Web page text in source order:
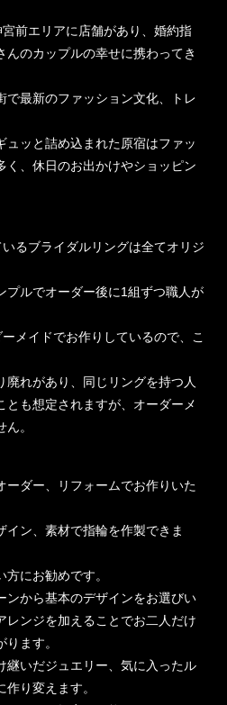
前エリアに店舗があり、婚約指
んのカップルの幸せに携わってき
で最新のファッション文化、トレ
ュッと詰め込まれた原宿はファッ
く、休日のお出かけやショッピン
るブライダルリングは全てオリジ
プルでオーダー後に1組ずつ職人が
メイドでお作りしているので、こ
廃れがあり、同じリングを持つ人
とも想定されますが、オーダーメ
。
ーダー、リフォームでお作りいた
イン、素材で指輪を作製できま
にお勧めです。
ンから基本のデザインをお選びい
レンジを加えることでお二人だけ
ます。
継いだジュエリー、気に入ったル
り変えます。